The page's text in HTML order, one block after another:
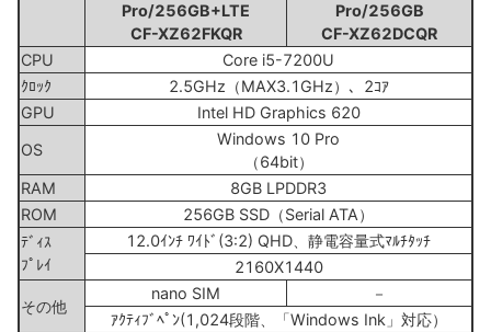
Pro/256GB+LTE
CF-XZ62FKQR
Pro/256GB
CF-XZ62DCQR
CPU
Core i5-7200U
ｸﾛｯｸ
2.5GHz（MAX3.1GHz）、2ｺｱ
GPU
Intel HD Graphics 620
OS
Windows 10 Pro
（64bit）
RAM
8GB LPDDR3
ROM
256GB SSD（Serial ATA）
ﾃﾞｨｽ
ﾌﾟﾚｲ
12.0ｲﾝﾁ ﾜｲﾄﾞ(3:2) QHD、静電容量式ﾏﾙﾁﾀｯﾁ
2160X1440
その他
nano SIM
－
ｱｸﾃｨﾌﾞﾍﾟﾝ(1,024段階、「Windows Ink」対応）